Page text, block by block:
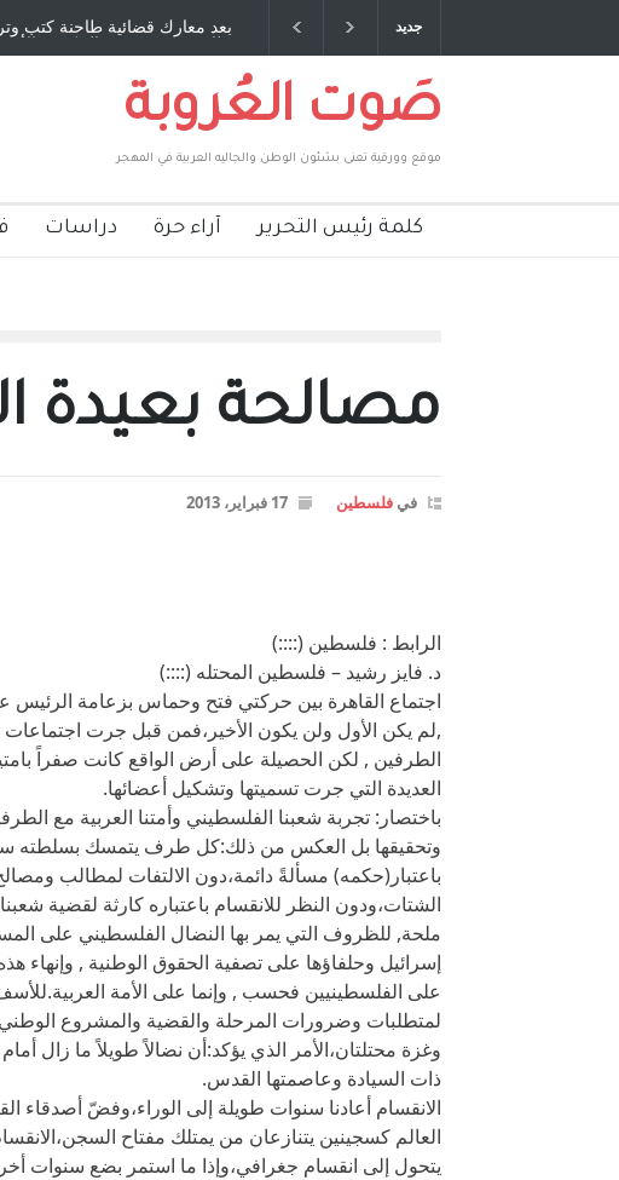
جديد بعد معارك قضائية طاحنة كتب وترافع
طارق يوسف يقهر الحكومة الأمريكية
عمري ، صبحي مخلوف : بقلم : سعد الله
صَوت العُروبة
موقع وورقية تعنى بشئون الوطن والجاليه العربية في المهجر
كلمة رئيس التحرير آراء حرة دراسات
مصالحة بعيدة
في فلسطين 17 فبراير، 2013
الرابط : فلسطين (::::)
د. فايز رشيد – فلسطين المحتله (::::)
اجتماع القاهرة بين حركتي فتح وحماس بزعامة
,لم يكن الأول ولن يكون الأخير،فمن قبل جرت اجتماعات
الطرفين , لكن الحصيلة على أرض الواقع كانت صفراً
العديدة التي جرت تسميتها وتشكيل أعضائها.
باختصار: تجربة شعبنا الفلسطيني وأمتنا العربية مع
وتحقيقها بل العكس من ذلك:كل طرف يتمسك بسلطته
باعتبار(حكمه) مسألةً دائمة،دون الالتفات لمطالب
الشتات،ودون النظر للانقسام باعتباره كارثة لقضية
ملحة, للظروف التي يمر بها النضال الفلسطيني على
إسرائيل وحلفاؤها على تصفية الحقوق الوطنية , وإنهاء
على الفلسطينيين فحسب , وإنما على الأمة
لمتطلبات وضرورات المرحلة والقضية والمشروع
وغزة محتلتان،الأمر الذي يؤكد:أن نضالاً طويلاً ما زال
ذات السيادة وعاصمتها القدس.
الانقسام أعادنا سنوات طويلة إلى الوراء،وفضّ أصدقاء
العالم كسجينين يتنازعان من يمتلك مفتاح
يتحول إلى انقسام جغرافي،وإذا ما استمر بضع سنوات